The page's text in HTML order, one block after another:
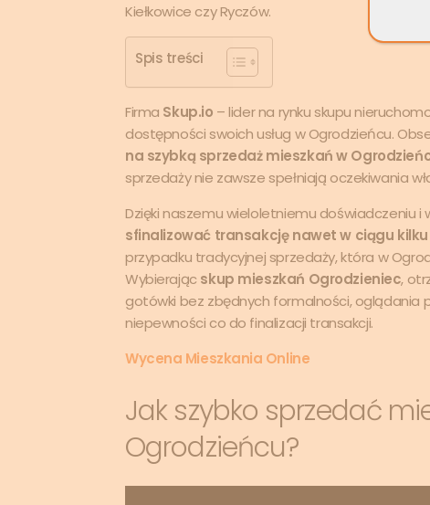
Kiełkowice czy Ryczów.
Spis treści
Firma Skup.io – lider na rynku skupu
dostępności swoich usług w Ogrodzieńcu.
na szybką sprzedaż mieszkań w
sprzedaży nie zawsze spełniają oczekiwania
Dzięki naszemu wieloletniemu doświadczeniu
sfinalizować transakcję nawet w ciągu
przypadku tradycyjnej sprzedaży, która w
Wybierając skup mieszkań Ogrodzieniec,
gotówki bez zbędnych formalności, oglądania
niepewności co do finalizacji transakcji.
Wycena Mieszkania Online
Jak szybko sprzedać
Ogrodzieńcu?